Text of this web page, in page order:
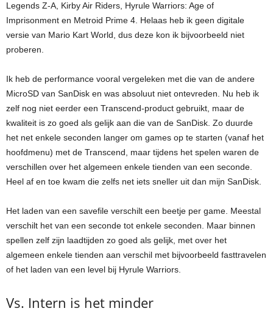
Legends Z-A, Kirby Air Riders, Hyrule Warriors: Age of
Imprisonment en Metroid Prime 4. Helaas heb ik geen digitale
versie van Mario Kart World, dus deze kon ik bijvoorbeeld niet
proberen.
Ik heb de performance vooral vergeleken met die van de andere
MicroSD van SanDisk en was absoluut niet ontevreden. Nu heb ik
zelf nog niet eerder een Transcend-product gebruikt, maar de
kwaliteit is zo goed als gelijk aan die van de SanDisk. Zo duurde
het net enkele seconden langer om games op te starten (vanaf het
hoofdmenu) met de Transcend, maar tijdens het spelen waren de
verschillen over het algemeen enkele tienden van een seconde.
Heel af en toe kwam die zelfs net iets sneller uit dan mijn SanDisk.
Het laden van een savefile verschilt een beetje per game. Meestal
verschilt het van een seconde tot enkele seconden. Maar binnen
spellen zelf zijn laadtijden zo goed als gelijk, met over het
algemeen enkele tienden aan verschil met bijvoorbeeld fasttravelen
of het laden van een level bij Hyrule Warriors.
Vs. Intern is het minder